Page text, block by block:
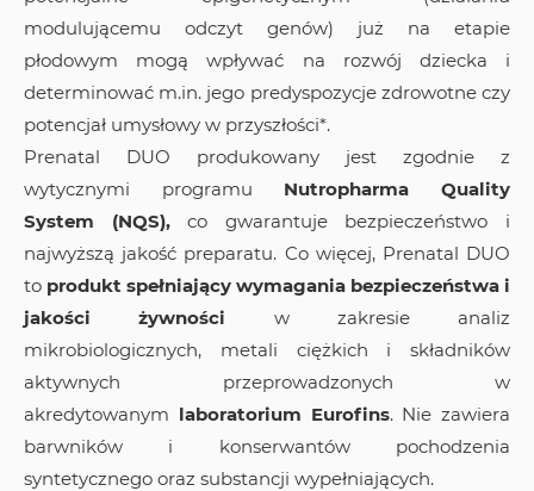
modulującemu odczyt genów) już na etapie
płodowym mogą wpływać na rozwój dziecka i
determinować m.in. jego predyspozycje zdrowotne czy
potencjał umysłowy w przyszłości*.
Prenatal DUO produkowany jest zgodnie z
wytycznymi programu Nutropharma Quality
System
(NQS),co gwarantuje bezpieczeństwo i
najwyższą jakość preparatu. Co więcej, Prenatal DUO
to produkt spełniający wymagania bezpieczeństwa i
jakości żywności w zakresie analiz
mikrobiologicznych, metali ciężkich i składników
aktywnych przeprowadzonych w
akredytowanym laboratorium Eurofins. Nie zawiera
barwników i konserwantów pochodzenia
syntetycznego oraz substancji wypełniających.